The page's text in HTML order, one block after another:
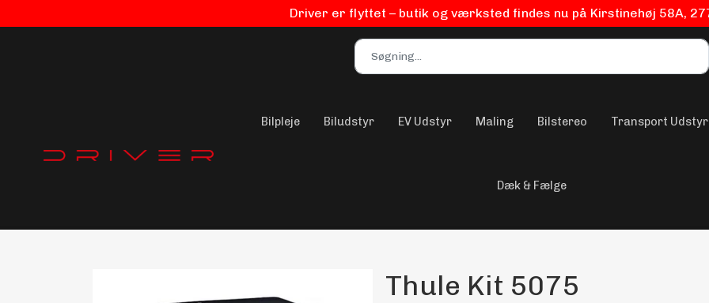
Driver er flyttet – butik og værksted findes nu på Kirstinehøj 58A,
Bilpleje Biludstyr EV Udstyr Maling Bilstereo Transport Udstyr
Dæk & Fælge
Thule Kit 5075